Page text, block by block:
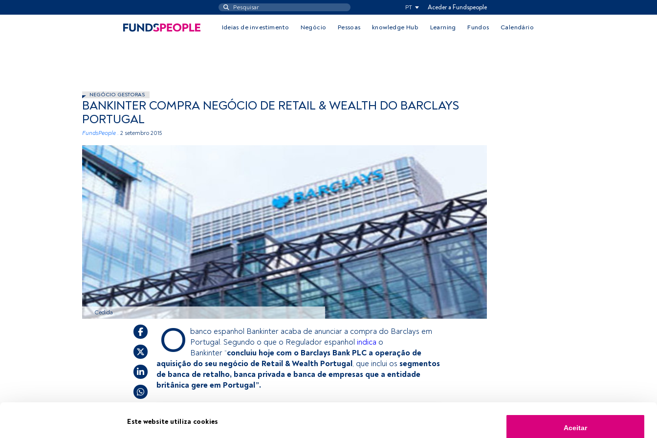
Este website utiliza cookies
Aceitar
PT Aceder a Fundspeople
Ideias de investimento Negócio Pessoas knowledge Hub Learning Fundos Calendário
NEGÓCIO GESTORAS
BANKINTER COMPRA NEGÓCIO DE RETAIL & WEALTH DO BARCLAYS
PORTUGAL
FundsPeople . 2 setembro 2015
Cedida
O banco espanhol Bankinter acaba de anunciar a compra do Barclays em
Portugal. Segundo o que o Regulador espanhol indica o
Bankinter “concluiu hoje com o Barclays Bank PLC a operação de
aquisição do seu negócio de Retail & Wealth Portugal, que inclui os segmentos
de banca de retalho, banca privada e banca de empresas que a entidade
britânica gere em Portugal”.
Este é um artigo exclusivo para os utilizadores registados da FundsPeople. Se já